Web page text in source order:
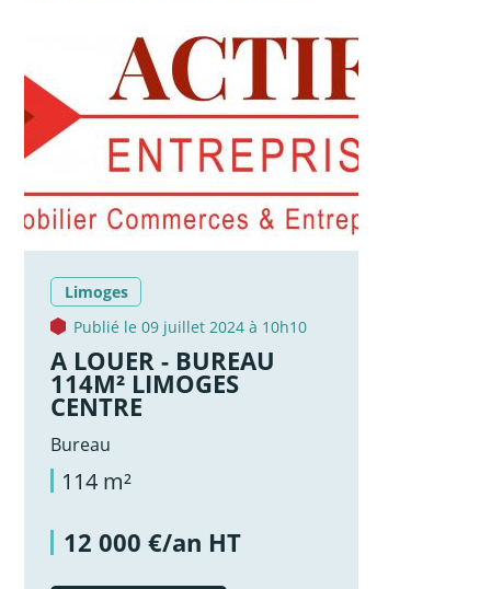
Limoges
Publié le 09 juillet 2024 à 10h10
A LOUER - BUREAU
114M² LIMOGES
CENTRE
Bureau
114 m²
12 000 €/an HT